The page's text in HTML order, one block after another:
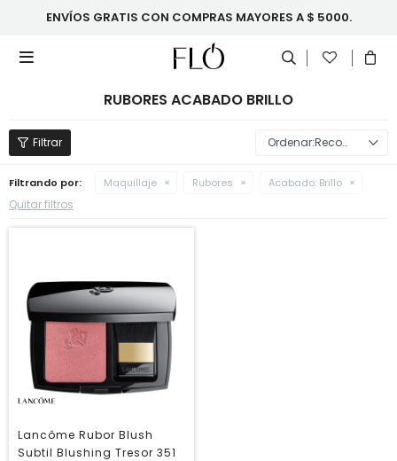
ENVÍOS GRATIS CON COMPRAS MAYORES A $ 5000.

RUBORES ACABADO BRILLO
Recomendados
Filtrando por: Maquillaje Rubores Acabado: Brillo
Quitar filtros
Lancôme Rubor Blush
Subtil Blushing Tresor 351